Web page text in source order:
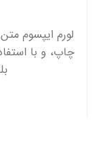
لورم ایپسوم
چاپ، و با